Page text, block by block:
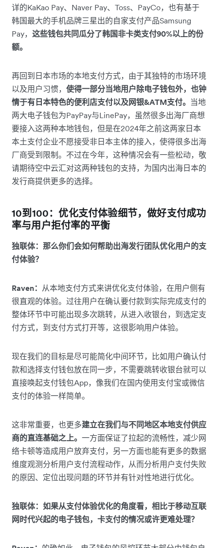
详的KaKao Pay、Naver Pay、Toss、PayCo，也有基于
韩国最大的手机品牌三星出的自家支付产品Samsung
Pay， 这些钱包共同瓜分了韩国非卡类支付90%以上的份
额。
再回到日本市场的本地支付方式，由于其独特的市场环境
以及用户习惯， 使得一部分当地用户除电子钱包外，也钟
情于有日本特色的便利店支付以及网银&ATM支付。 当地
两大电子钱包为PayPay与LinePay，虽然很多出海厂商想
要接入这两种本地钱包，但是在2024年之前这两家日本
本土支付企业不愿接受非日本主体的接入，使得很多出海
厂商受到限制。不过在今年，这种情况会有一些松动，敬
请期待空中云汇对这两种钱包的支持，为国内出海日本的
发行商提供更多的选择。
10到100：优化支付体验细节，做好支付成功
率与用户拒付率的平衡
独联体：那么你们会如何帮助出海发行团队优化用户的支
付体验？
Raven： 从本地支付方式来讲优化支付体验，在用户侧有
很直观的体验。过往用户在确认要付款到实际完成支付的
整体环节中可能出现多次跳转，从进入收银台，到选定支
付方式，到支付方式打开等，这很影响用户体验。
现在我们的目标是尽可能简化中间环节，比如用户确认付
款和选择支付钱包放在同一步，不需要跳转收银台就可以
直接唤起支付钱包App，像我们在国内使用支付宝或微信
支付的体验一样简单。
这非常重要，也更多建立在我们与不同地区本地支付供应
商的直连基础之上。 一方面保证了拉起的流畅性，减少网
络卡顿等造成用户放弃支付，另一方面也能有更多的数据
维度观测分析用户支付流程动作，从而分析用户支付失败
的原因、定位出现问题的环节并有针对性地进行优化。
独联体：如果从支付体验优化的角度看，相比于移动互联
网时代兴起的电子钱包，卡支付的情况或许更难处理？